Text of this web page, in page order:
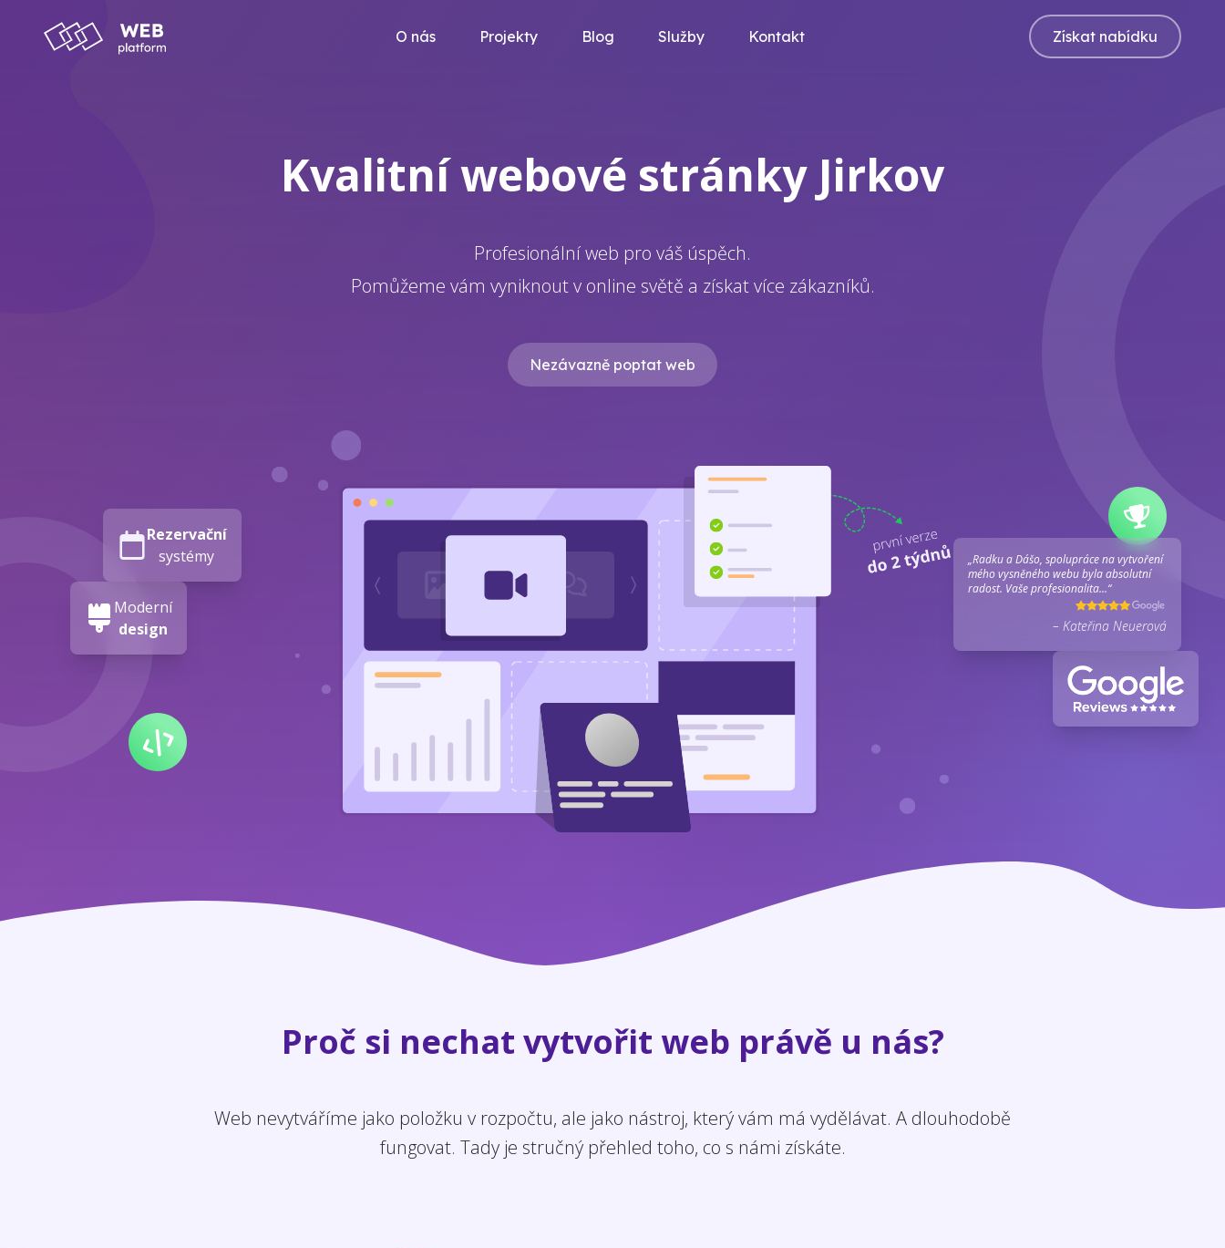
O nás Projekty Blog Služby Kontakt Získat nabídku
Kvalitní webové stránky Jirkov
Profesionální web pro váš úspěch.
Pomůžeme vám vyniknout v online světě a získat více zákazníků.
Nezávazně poptat web
Rezervační
systémy
Moderní
design
„Radku a Dášo, spolupráce na vytvoření
mého vysněného webu byla absolutní
radost. Vaše profesionalita...“
– Kateřina Neuerová
Proč si nechat vytvořit web právě u nás?
Web nevytváříme jako položku v rozpočtu, ale jako nástroj, který vám má vydělávat. A dlouhodobě
fungovat. Tady je stručný přehled toho, co s námi získáte.